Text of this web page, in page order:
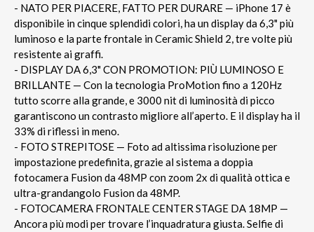
- NATO PER PIACERE, FATTO PER DURARE — iPhone 17 è
disponibile in cinque splendidi colori, ha un display da 6,3" più
luminoso e la parte frontale in Ceramic Shield 2, tre volte più
resistente ai graffi.
- DISPLAY DA 6,3" CON PROMOTION: PIÙ LUMINOSO E
BRILLANTE — Con la tecnologia ProMotion fino a 120Hz
tutto scorre alla grande, e 3000 nit di luminosità di picco
garantiscono un contrasto migliore all’aperto. E il display ha il
33% di riflessi in meno.
- FOTO STREPITOSE — Foto ad altissima risoluzione per
impostazione predefinita, grazie al sistema a doppia
fotocamera Fusion da 48MP con zoom 2x di qualità ottica e
ultra-grandangolo Fusion da 48MP.
- FOTOCAMERA FRONTALE CENTER STAGE DA 18MP —
Ancora più modi per trovare l’inquadratura giusta. Selfie di